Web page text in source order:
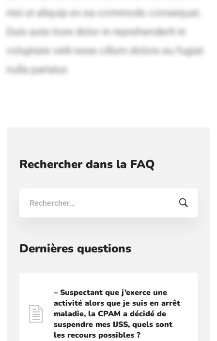
Rechercher dans la FAQ
Dernières questions
– Suspectant que j’exerce une
activité alors que je suis en arrêt
maladie, la CPAM a décidé de
suspendre mes IJSS, quels sont
les recours possibles ?